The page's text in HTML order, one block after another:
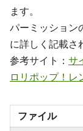
ます。
パーミッション
に詳しく記載さ
参考サイト： サ
ロリポップ！レ
ファイル